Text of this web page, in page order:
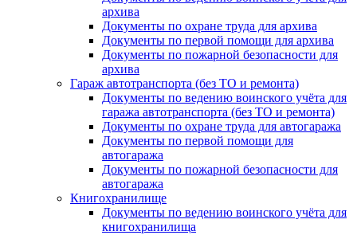
архива
Документы по охране труда для архива
Документы по первой помощи для архива
Документы по пожарной безопасности для
архива
Гараж автотранспорта (без ТО и ремонта)
Документы по ведению воинского учёта для
гаража автотранспорта (без ТО и ремонта)
Документы по охране труда для автогаража
Документы по первой помощи для
автогаража
Документы по пожарной безопасности для
автогаража
Книгохранилище
Документы по ведению воинского учёта для
книгохранилища